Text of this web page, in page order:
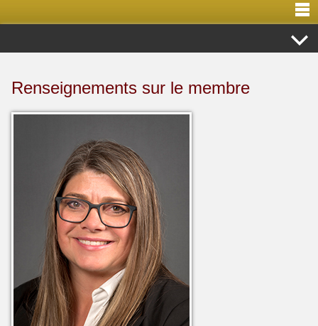
Renseignements sur le membre